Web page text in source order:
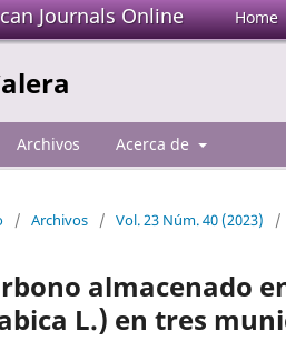
Journals Online Home
Archivos Acerca de
/ Archivos / Vol. 23 Núm. 40 (2023) /
almacenado
L.) en tres